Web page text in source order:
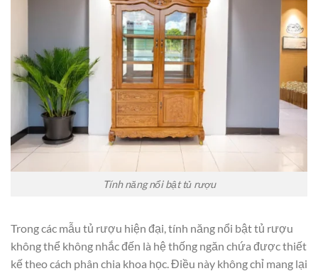
Tính năng nổi bật tủ rượu
Trong các mẫu tủ rượu hiện đại, tính năng nổi bật tủ rượu
không thể không nhắc đến là hệ thống ngăn chứa được thiết
kế theo cách phân chia khoa học. Điều này không chỉ mang lại